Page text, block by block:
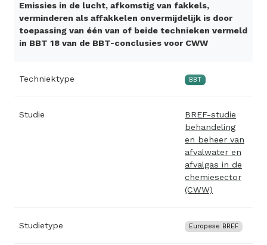
Emissies in de lucht, afkomstig van fakkels,
verminderen als affakkelen onvermijdelijk is door
toepassing van één van of beide technieken vermeld
in BBT 18 van de BBT-conclusies voor CWW
Techniektype BBT
Studie
BREF-studie
behandeling
en beheer van
afvalwater en
afvalgas in de
chemiesector
(CWW)
Studietype Europese BREF